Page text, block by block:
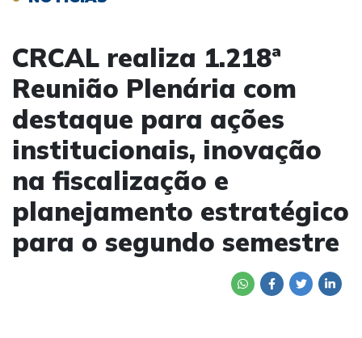
CRCAL realiza 1.218ª
Reunião Plenária com
destaque para ações
institucionais, inovação
na fiscalização e
planejamento estratégico
para o segundo semestre